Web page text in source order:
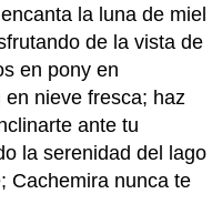
la luna de miel
de la vista de
en pony en
nieve fresca; haz
ante tu
la serenidad del lago
Cachemira nunca te